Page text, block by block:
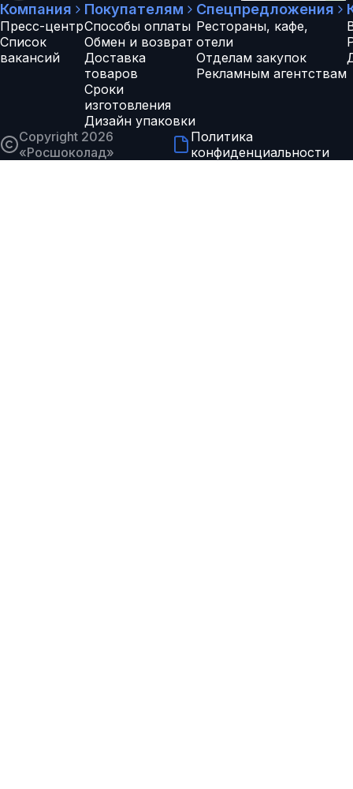
Компания
Пресс-центр
Список
вакансий
Покупателям
Способы оплаты
Обмен и возврат
Доставка
товаров
Сроки
изготовления
Дизайн упаковки
Спецпредложения
Рестораны, кафе,
отели
Отделам закупок
Рекламным агентствам
Copyright 2026
«Росшоколад»
Политика
конфиденциальности